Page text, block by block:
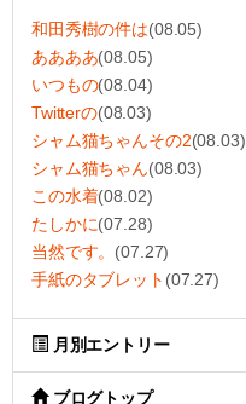
和田秀樹の件は(08.05)
ああああ(08.05)
いつもの(08.04)
Twitterの(08.03)
シャム猫ちゃんその2(08.03)
シャム猫ちゃん(08.03)
この水着(08.02)
たしかに(07.28)
当然です。 (07.27)
手紙のタブレット (07.27)
月別エントリー
ブログトップ